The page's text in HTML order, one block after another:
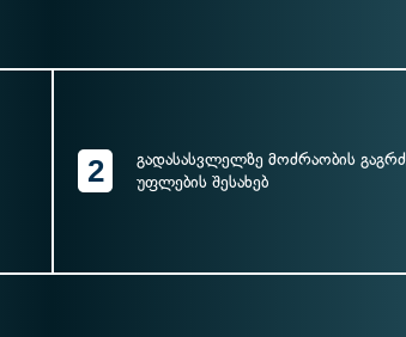
2
გადასასვლელზე მოძრაობის
უფლების შესახებ